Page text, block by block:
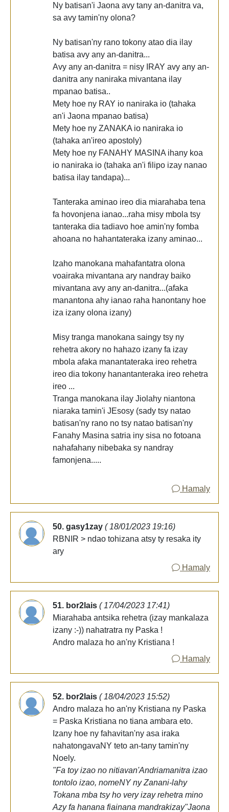
Ny batisan'i Jaona avy tany an-danitra va,
sa avy tamin'ny olona?
Ny batisan'ny rano tokony atao dia ilay
batisa avy any an-danitra...
Avy any an-danitra = nisy IRAY avy any an-
danitra any naniraka mivantana ilay
mpanao batisa..
Mety hoe ny RAY io naniraka io (tahaka
an'i Jaona mpanao batisa)
Mety hoe ny ZANAKA io naniraka io
(tahaka an'ireo apostoly)
Mety hoe ny FANAHY MASINA ihany koa
io naniraka io (tahaka an'i filipo izay nanao
batisa ilay tandapa)...
Tanteraka aminao ireo dia miarahaba tena
fa hovonjena ianao...raha misy mbola tsy
tanteraka dia tadiavo hoe amin'ny fomba
ahoana no hahantateraka izany aminao...
Izaho manokana mahafantatra olona
voairaka mivantana ary nandray baiko
mivantana avy any an-danitra...(afaka
manantona ahy ianao raha hanontany hoe
iza izany olona izany)
Misy tranga manokana saingy tsy ny
rehetra akory no hahazo izany fa izay
mbola afaka manantateraka ireo rehetra
ireo dia tokony hanantanteraka ireo rehetra
ireo ...
Tranga manokana ilay Jiolahy niantona
niaraka tamin'i JEsosy (sady tsy natao
batisan'ny rano no tsy natao batisan'ny
Fanahy Masina satria iny sisa no fotoana
nahafahany nibebaka sy nandray
famonjena.....
Hamaly
50. gasy1zay ( 18/01/2023 19:16)
RBNIR > ndao tohizana atsy ty resaka ity
ary
Hamaly
51. bor2lais ( 17/04/2023 17:41)
Miarahaba antsika rehetra (izay mankalaza
izany :-)) nahatratra ny Paska !
Andro malaza ho an'ny Kristiana !
Hamaly
52. bor2lais ( 18/04/2023 15:52)
Andro malaza ho an'ny Kristiana ny Paska
= Paska Kristiana no tiana ambara eto.
Izany hoe ny fahavitan'ny asa iraka
nahatongavaNY teto an-tany tamin'ny
Noely.
"Fa toy izao no nitiavan'Andriamanitra izao
tontolo izao, nomeNY ny Zanani-lahy
Tokana mba tsy ho very izay rehetra mino
Azy fa hanana fiainana mandrakizay"Jaona